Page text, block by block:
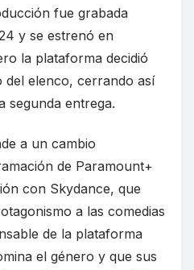
fue grabada
y se estrenó en
la plataforma decidió
elenco, cerrando así
segunda entrega.
a un cambio
de Paramount+
con Skydance, que
a las comedias
de la plataforma
el género y que sus